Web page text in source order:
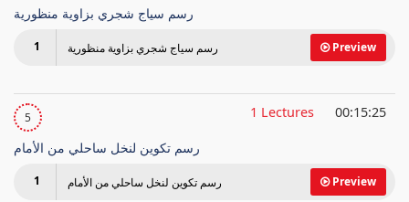
رسم سياج شجري بزاوية منظورية
1 Preview رسم سياج شجري بزاوية منظورية
5 1 Lectures 00:15:25
رسم تكوين لنخل ساحلي من الأمام
1 Preview رسم تكوين لنخل ساحلي من الأمام